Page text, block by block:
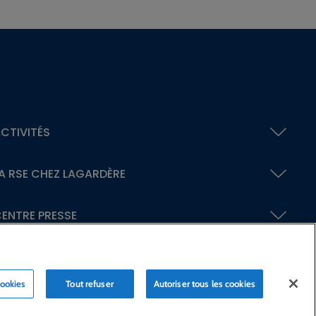
RSE CHEZ LAGARDÈRE
PRESSE
Tout refuser Autoriser tous les cookies